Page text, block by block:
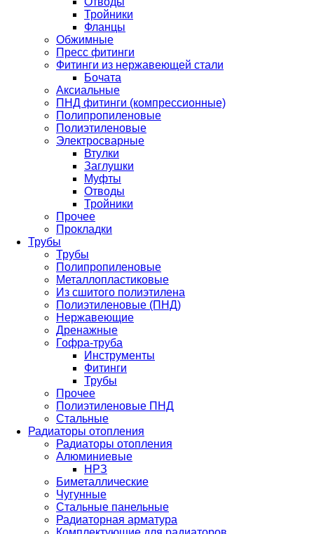
Тройники
Фланцы
Обжимные
Пресс фитинги
Фитинги из нержавеющей стали
Бочата
Аксиальные
ПНД фитинги (компрессионные)
Полипропиленовые
Полиэтиленовые
Электросварные
Втулки
Заглушки
Муфты
Отводы
Тройники
Прочее
Прокладки
Трубы
Трубы
Полипропиленовые
Металлопластиковые
Из сшитого полиэтилена
Полиэтиленовые (ПНД)
Нержавеющие
Дренажные
Гофра-труба
Инструменты
Фитинги
Трубы
Прочее
Полиэтиленовые ПНД
Стальные
Радиаторы отопления
Радиаторы отопления
Алюминиевые
НРЗ
Биметаллические
Чугунные
Стальные панельные
Радиаторная арматура